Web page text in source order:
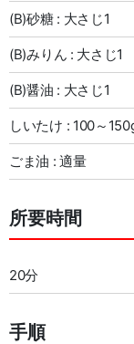
(B)砂糖 : 大さじ1
(B)みりん : 大さじ1
(B)醤油 : 大さじ1
しいたけ : 100～
ごま油 : 適量
所要時間
20分
手順